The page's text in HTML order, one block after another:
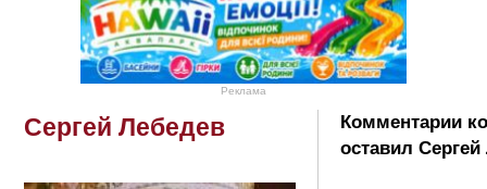
Реклама
Сергей Лебедев
Комментарии
оставил